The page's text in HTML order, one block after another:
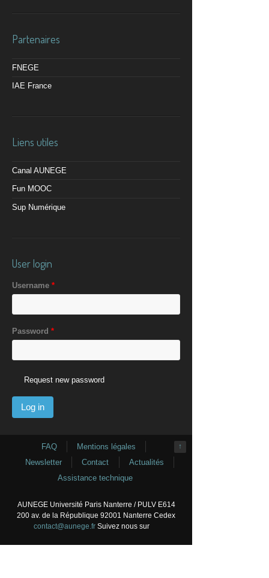
Partenaires
FNEGE
IAE France
Liens utiles
Canal AUNEGE
Fun MOOC
Sup Numérique
User login
Username *
Password *
Request new password
↑
FAQ
Mentions légales
Newsletter
Contact
Actualités
Assistance technique
AUNEGE Université Paris Nanterre / PULV E614
200 av. de la République 92001 Nanterre Cedex
contact@aunege.frSuivez nous sur